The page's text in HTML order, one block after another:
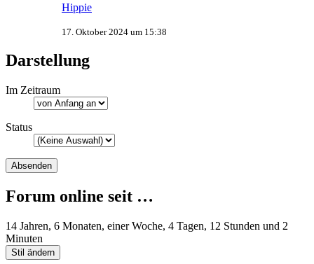
Hippie
17. Oktober 2024 um 15:38
Darstellung
Im Zeitraum
Status
Forum online seit …
14 Jahren, 6 Monaten, einer Woche, 4 Tagen, 12 Stunden und 2
Minuten
Stil ändern